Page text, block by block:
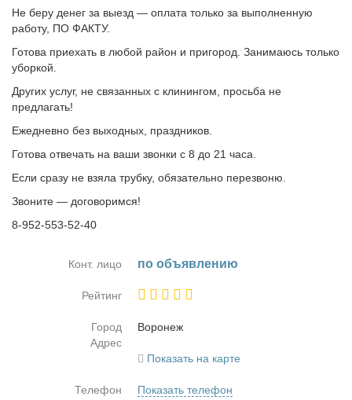
Не беру денег за выезд — оплата только за выполненную
работу, ПО ФАКТУ.
Готова приехать в любой район и пригород. Занимаюсь только
уборкой.
Других услуг, не связанных с клинингом, просьба не
предлагать!
Ежедневно без выходных, праздников.
Готова отвечать на ваши звонки с 8 до 21 часа.
Если сразу не взяла трубку, обязательно перезвоню.
Звоните — договоримся!
8-952-553-52-40
Конт. лицо по объ­яв­ле­нию
Рейтинг
Город
Во­ро­неж
Адрес
Показать на карте
Телефон
Показать телефон